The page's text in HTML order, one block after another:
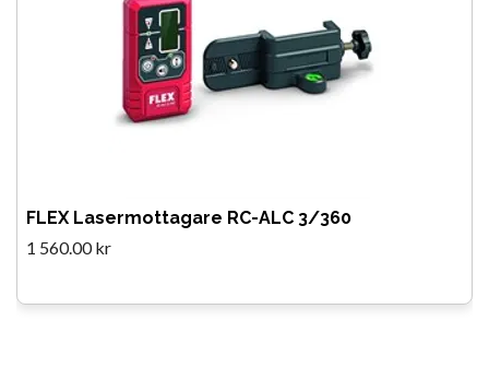
FLEX Lasermottagare RC-ALC 3/360
1 560.00 kr